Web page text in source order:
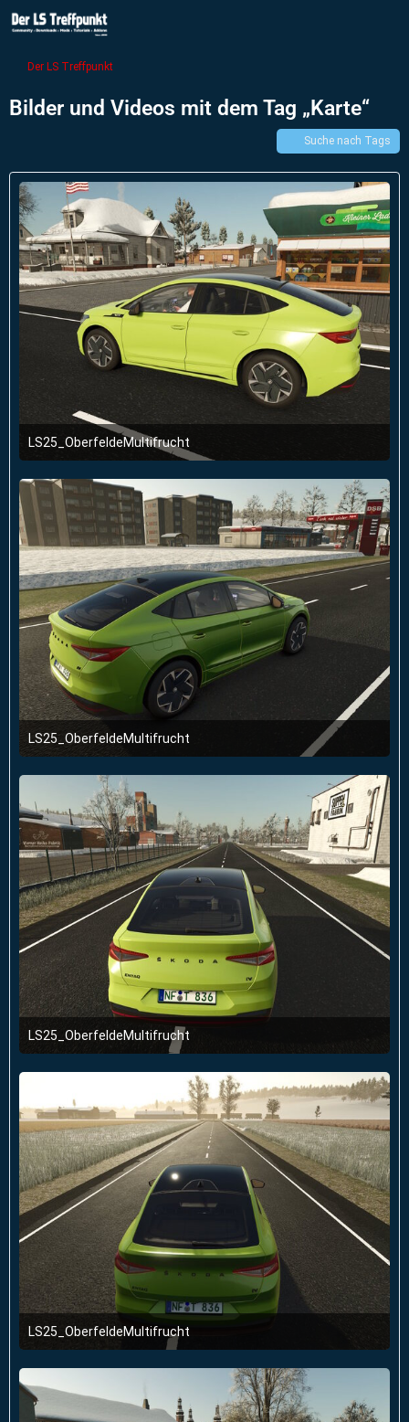
Der LS Treffpunkt
Bilder und Videos mit dem Tag „Karte“
Suche nach Tags
LS25_OberfeldeMultifrucht
2. Januar 2026 um 23:51
LS25_OberfeldeMultifrucht
2. Januar 2026 um 23:51
LS25_OberfeldeMultifrucht
2. Januar 2026 um 23:51
LS25_OberfeldeMultifrucht
2. Januar 2026 um 23:51